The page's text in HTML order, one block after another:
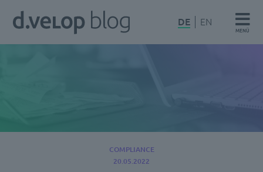
Zum
Inhalt
d.velop
DE EN
MENÜ
COMPLIANCE
20.05.2022